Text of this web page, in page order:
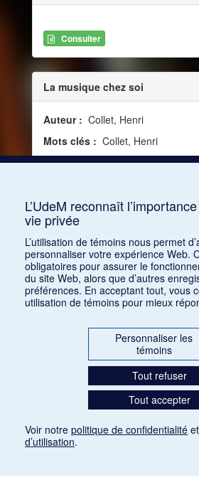
Consulter
La musique chez soi
Auteur : Collet, Henri
Mots clés : Collet, Henri
1 2 3 4 5 …
L’UdeM reconnaît
vie privée
L’utilisation de témoins nous permet
personnaliser votre expérience Web.
obligatoires pour assurer le
du site Web, alors que d’autres
préférences. En acceptant tout, vous
utilisation de témoins pour mieux
Personnaliser les
témoins
Tout refuser
Tout accepter
Voir notre politique de confidentialité
d’utilisation.